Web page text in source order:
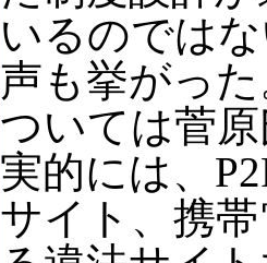
いるのでは
声も挙がっ
ついては菅
実的には、
サイト、携